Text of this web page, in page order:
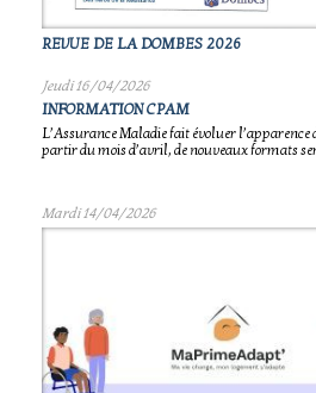
REVUE DE LA DOMBES 2026
Jeudi 16/04/2026
INFORMATION CPAM
L’Assurance Maladie fait évoluer l’apparence
partir du mois d’avril, de nouveaux formats
Mardi 14/04/2026